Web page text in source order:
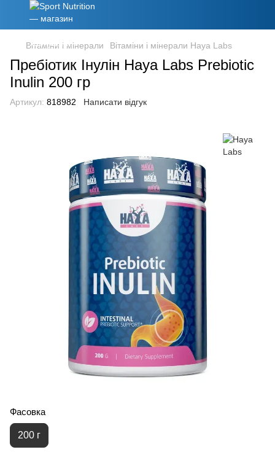
Вітаміни і мінерали Вітаміни і мінерали Haya Labs
Пребіотик Інулін Haya Labs Prebiotic
Inulin 200 гр
Артикул: 818982 Написати відгук
Фасовка
200 г